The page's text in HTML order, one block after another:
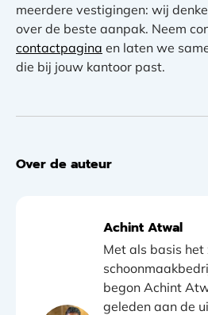
meerdere vestigingen: wij
over de beste aanpak. Neem
contactpagina en laten we
die bij jouw kantoor past.
Over de auteur
Achint Atwal
Met als basis het
begon Achint
geleden aan de